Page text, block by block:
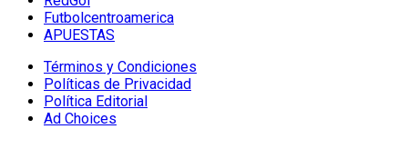
Futbolcentroamerica
APUESTAS
Términos y Condiciones
Políticas de Privacidad
Política Editorial
Ad Choices